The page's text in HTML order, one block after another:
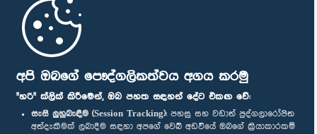
අපි ඔබගේ පෞද්ගලිකත්වය අගය කරමු
"හරි" ක්ලික් කිරීමෙන්, ඔබ පහත සඳහන් දේට එකඟ වේ:
සැසි ලුහුබැඳීම (Session Tracking): පහසු සහ වඩාත් පුද්ගලාරෝපිත
අත්දැකීමක් ලබාදීම සඳහා අපගේ වෙබ් අඩවියේ ඔබගේ ක්‍රියාකාරකම්
මුල් පිටුව
පාර්ලිමේන්තු ජංගම යෙදුම